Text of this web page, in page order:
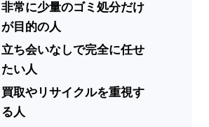
非常に少量のゴミ処分だけ
が目的の人
立ち会いなしで完全に任せ
たい人
買取やリサイクルを重視す
る人